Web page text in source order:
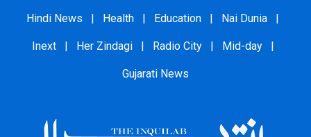
Hindi News | Health | Education | Nai Dunia |
Inext | Her Zindagi | Radio City | Mid-day |
Gujarati News